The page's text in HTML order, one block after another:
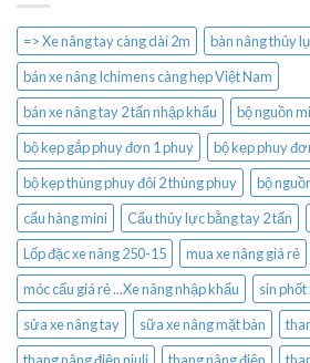
=> Xe nâng tay càng dài 2m
bàn nâng thủy
bán xe nâng Ichimens càng hẹp Việt Nam
bán xe nâng tay 2 tấn nhập khẩu
bộ nguồn
bộ kẹp gắp phuy đơn 1 phuy
bộ kẹp phuy
bộ kẹp thùng phuy đôi 2 thùng phuy
bộ
cẩu hàng mini
Cẩu thủy lực bằng tay 2 tấn
Lốp đặc xe nâng 250-15
mua xe nâng giá rẻ
móc cẩu giá rẻ ...Xe nâng nhập khẩu
sin phốt
sửa xe nâng tay
sữa xe nâng mặt bàn